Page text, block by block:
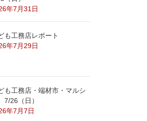
年7月31日
も工務店レポート
年7月29日
も工務店・端材市・マルシ
26（日）
年7月7日